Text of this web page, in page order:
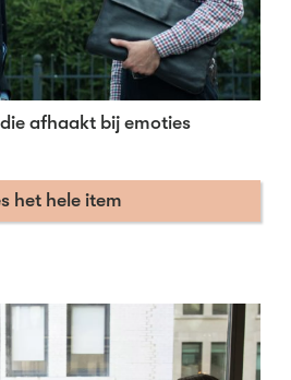
afhaakt bij emoties
het hele item